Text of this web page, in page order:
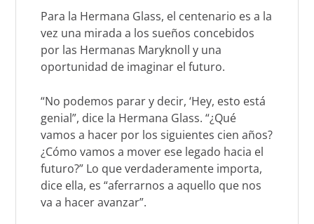
Para la Hermana Glass, el centenario es a la
vez una mirada a los sueños concebidos
por las Hermanas Maryknoll y una
oportunidad de imaginar el futuro.
“No podemos parar y decir, ‘Hey, esto está
genial”, dice la Hermana Glass. “¿Qué
vamos a hacer por los siguientes cien años?
¿Cómo vamos a mover ese legado hacia el
futuro?” Lo que verdaderamente importa,
dice ella, es “aferrarnos a aquello que nos
va a hacer avanzar”.